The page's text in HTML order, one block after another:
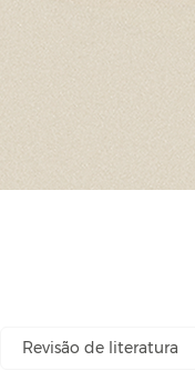
Revisão de literatura